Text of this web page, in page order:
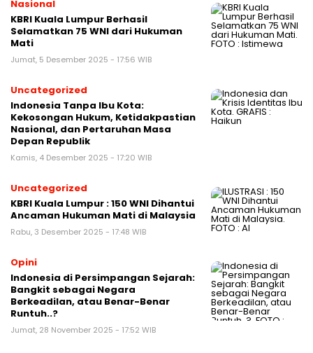
Nasional
KBRI Kuala Lumpur Berhasil
Selamatkan 75 WNI dari Hukuman
Mati
Jumat, 5 Desember 2025 - 17:56 WIB
Uncategorized
Indonesia Tanpa Ibu Kota:
Kekosongan Hukum, Ketidakpastian
Nasional, dan Pertaruhan Masa
Depan Republik
Kamis, 4 Desember 2025 - 17:20 WIB
Uncategorized
KBRI Kuala Lumpur : 150 WNI Dihantui
Ancaman Hukuman Mati di Malaysia
Rabu, 3 Desember 2025 - 17:48 WIB
Opini
Indonesia di Persimpangan Sejarah:
Bangkit sebagai Negara
Berkeadilan, atau Benar-Benar
Runtuh..?
Jumat, 28 November 2025 - 17:52 WIB